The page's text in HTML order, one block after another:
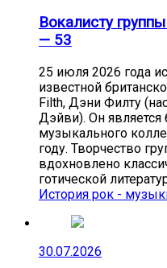
Вокалисту
— 53
25 июля 2026 года
известной
Filth, Дэни Филту
Дэйви). Он
музыкального
году. Творчество
вдохновлено
готической
История рок -
30.07.2026